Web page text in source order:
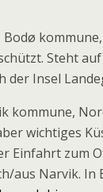
Bodø
Steht
der Insel
kommune,
wichtiges
Einfahrt zum
aus Narvik. In